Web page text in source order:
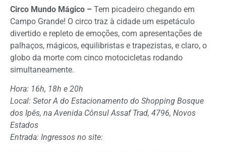
Circo Mundo Mágico – Tem picadeiro chegando em
Campo Grande! O circo traz à cidade um espetáculo
divertido e repleto de emoções, com apresentações de
palhaços, mágicos, equilibristas e trapezistas, e claro, o
globo da morte com cinco motocicletas rodando
simultaneamente.
Hora: 16h, 18h e 20h
Local: Setor A do Estacionamento do Shopping Bosque
dos Ipês, na Avenida Cônsul Assaf Trad, 4796, Novos
Estados
Entrada: Ingressos no site: